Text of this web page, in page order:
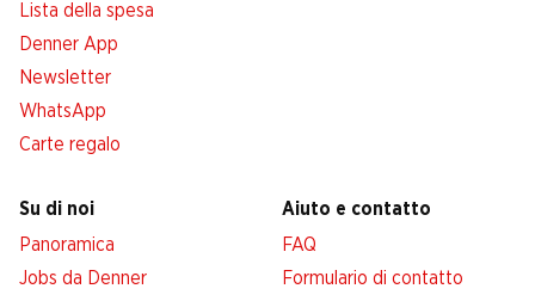
Lista della spesa
Denner App
Newsletter
WhatsApp
Carte regalo
Su di noi
Panoramica
Jobs da Denner
Aiuto e contatto
FAQ
Formulario di contatto